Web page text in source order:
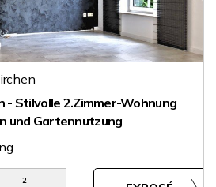
- Stilvolle 2.Zimmer-Wohnung
und Gartennutzung
2